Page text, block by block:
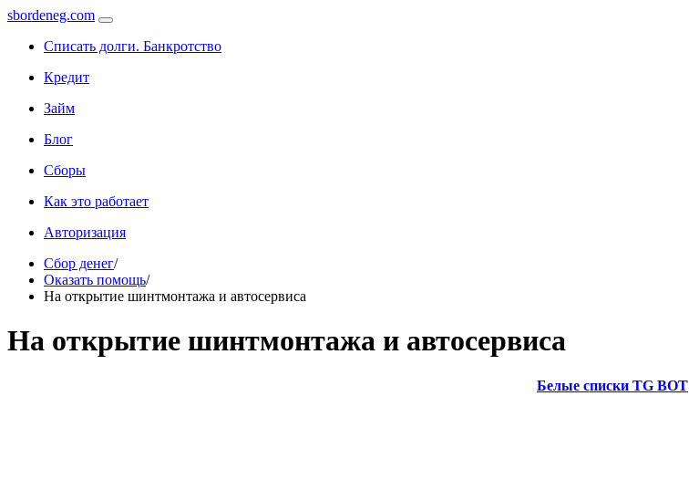
sbordeneg.com
Списать долги. Банкротство
Кредит
Займ
Блог
Сборы
Как это работает
Авторизация
Сбор денег/
Оказать помощь/
На открытие шинтмонтажа и автосервиса
На открытие шинтмонтажа и автосервиса
Белые списки TG BOT